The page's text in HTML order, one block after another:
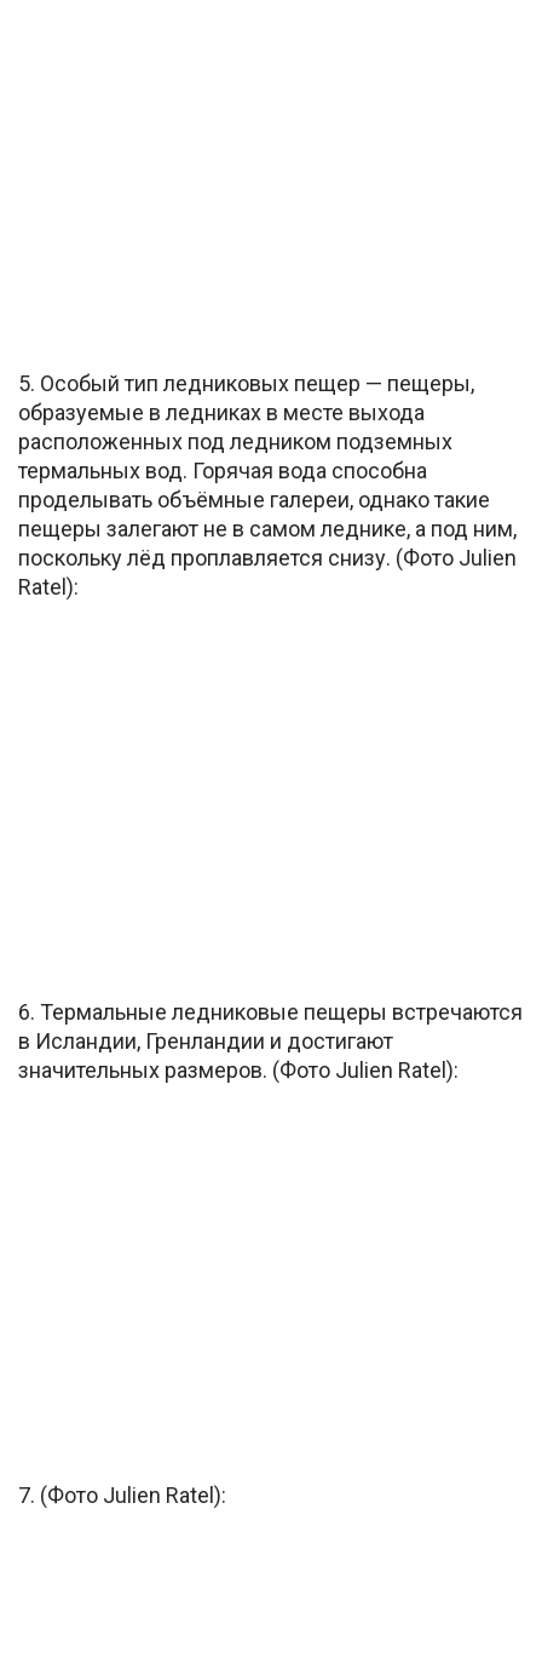
5. Особый тип ледниковых пещер — пещеры,
образуемые в ледниках в месте выхода
расположенных под ледником подземных
термальных вод. Горячая вода способна
проделывать объёмные галереи, однако такие
пещеры залегают не в самом леднике, а под ним,
поскольку лёд проплавляется снизу. (Фото Julien
Ratel):
6. Термальные ледниковые пещеры встречаются
в Исландии, Гренландии и достигают
значительных размеров. (Фото Julien Ratel):
7. (Фото Julien Ratel):